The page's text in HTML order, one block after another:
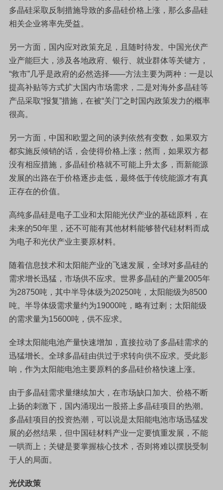
多晶硅采取反制措施导致的多晶硅价格上涨，那么多晶硅
相关企业将率先受益。
另一方面，国内应对政策充足，且随时待发。中国光伏产
业产能巨大，涉及各地政府、银行、就业群体等关键方，
“救市”几乎是政府的必然选择——方法主要为两种：一是以
提高补贴等方式扩大国内市场需求，二是对海外多晶硅等
产品采取“报复”措施，在被“关门”之时国内政策发力的概率
很高。
另一方面，中国和欧盟之间的谈判依然有变数，如果双方
都实施反倾销的话，会使得价格上涨；然而，如果双方都
没有相应措施，多晶硅价格就不可能上升太多，而新能源
发展的出路在于价格逐步走低，最终低于传统能源才有真
正存在的价值。
高纯多晶硅是电子工业和太阳能光伏产业的基础原料，在
未来的50年里，还不可能有其他材料能够替代硅材料而成
为电子和光伏产业主要原材料。
随着信息技术和太阳能产业的飞速发展，全球对多晶硅的
需求增长迅猛，市场供不应求。世界多晶硅的产量2005年
为28750吨，其中半导体级为20250吨，太阳能级为8500
吨。半导体级需求量约为19000吨，略有过剩；太阳能级
的需求量为15600吨，供不应求。
全球太阳能电池产量快速增加，直接拉动了多晶硅需求的
迅猛增长。全球多晶硅由供过于求转向供不应求。受此影
响，作为太阳能电池主要原料的多晶硅价格快速上涨。
由于多晶硅需求量继续加大，在市场缺口加大、价格不断
上扬的刺激下，国内涌现出一股搭上多晶硅项目的热潮。
多晶硅项目的投资热潮，可以说是太阳能电池市场迅猛发
展的必然结果，但中国硅材料产业一定要慎重发展，不能
一哄而上；关键是要掌握核心技术，否则将难以摆脱受制
于人的局面。
光伏政策